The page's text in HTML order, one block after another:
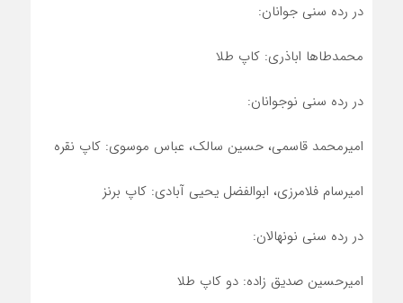
در رده سنی جوانان:
محمدطاها اباذری: کاپ طلا
در رده سنی نوجوانان:
امیرمحمد قاسمی، حسین سالک، عباس موسوی: کاپ نقره
امیرسام فلامرزی، ابوالفضل یحیی آبادی: کاپ برنز
در رده سنی نونهالان:
امیرحسین صدیق زاده: دو کاپ طلا